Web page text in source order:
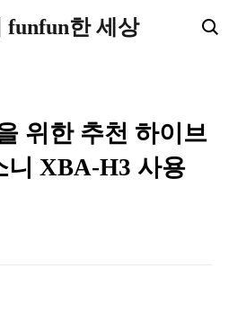
funfun한 세상
위한 추천 하이브
니 XBA-H3 사용